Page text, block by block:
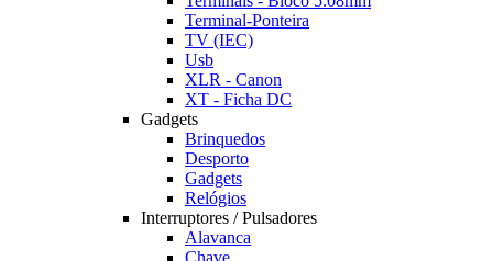
Terminal-Ponteira
TV (IEC)
Usb
XLR - Canon
XT - Ficha DC
Gadgets
Brinquedos
Desporto
Gadgets
Relógios
Interruptores / Pulsadores
Alavanca
Chave